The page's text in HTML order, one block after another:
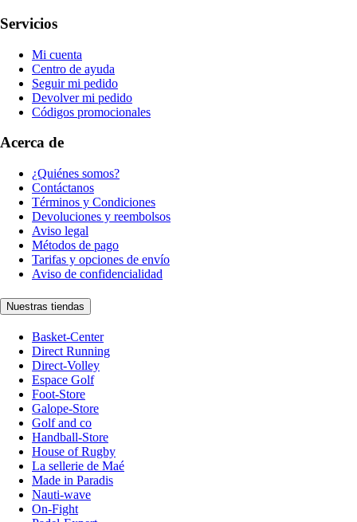
Servicios
Mi cuenta
Centro de ayuda
Seguir mi pedido
Devolver mi pedido
Códigos promocionales
Acerca de
¿Quiénes somos?
Contáctanos
Términos y Condiciones
Devoluciones y reembolsos
Aviso legal
Métodos de pago
Tarifas y opciones de envío
Aviso de confidencialidad
Nuestras tiendas
Basket-Center
Direct Running
Direct-Volley
Espace Golf
Foot-Store
Galope-Store
Golf and co
Handball-Store
House of Rugby
La sellerie de Maé
Made in Paradis
Nauti-wave
On-Fight